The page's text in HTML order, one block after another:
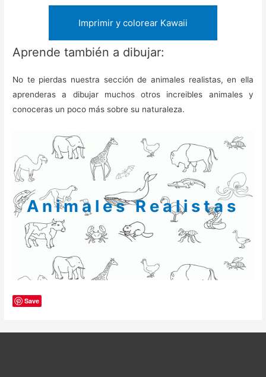
Imprimir y colorear Kawaii
Aprende también a dibujar:
No te pierdas nuestra sección de animales realistas, en ella
aprenderas a dibujar muchos otros increibles animales y
conoceras un poco más sobre su naturaleza.
Animales Realistas
Save